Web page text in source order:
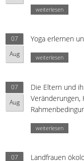
weiterlesen
07
Aug
Yoga erlernen
weiterlesen
07
Aug
Die Eltern und
Veränderungen,
weiterlesen
07
Landfrauen